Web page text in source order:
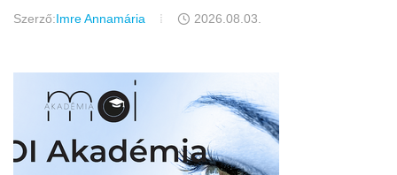
Szerző:Imre Annamária 2026.08.03.